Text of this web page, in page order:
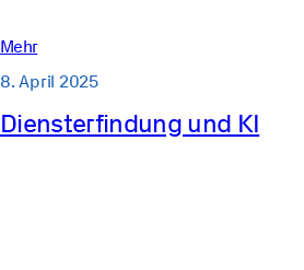
Mehr
8. April 2025
Diensterfindung und KI